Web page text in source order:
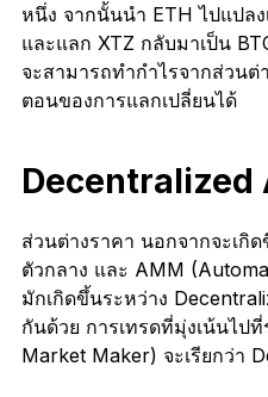
หนึ่ง จากนั้นนำ ETH ไปแปล
และแลก XTZ กลับมาเป็น
จะสามารถทำกำไรจากส่วน
ตอนของการแลกเปลี่ยนได้
Decentralized
ส่วนต่างราคา นอกจากจะเกิ
ตัวกลาง และ AMM
มักเกิดขึ้นระหว่าง
กันด้วย การเทรดที่มุ่งเน้นไป
Market Maker) จะเรียกว่า